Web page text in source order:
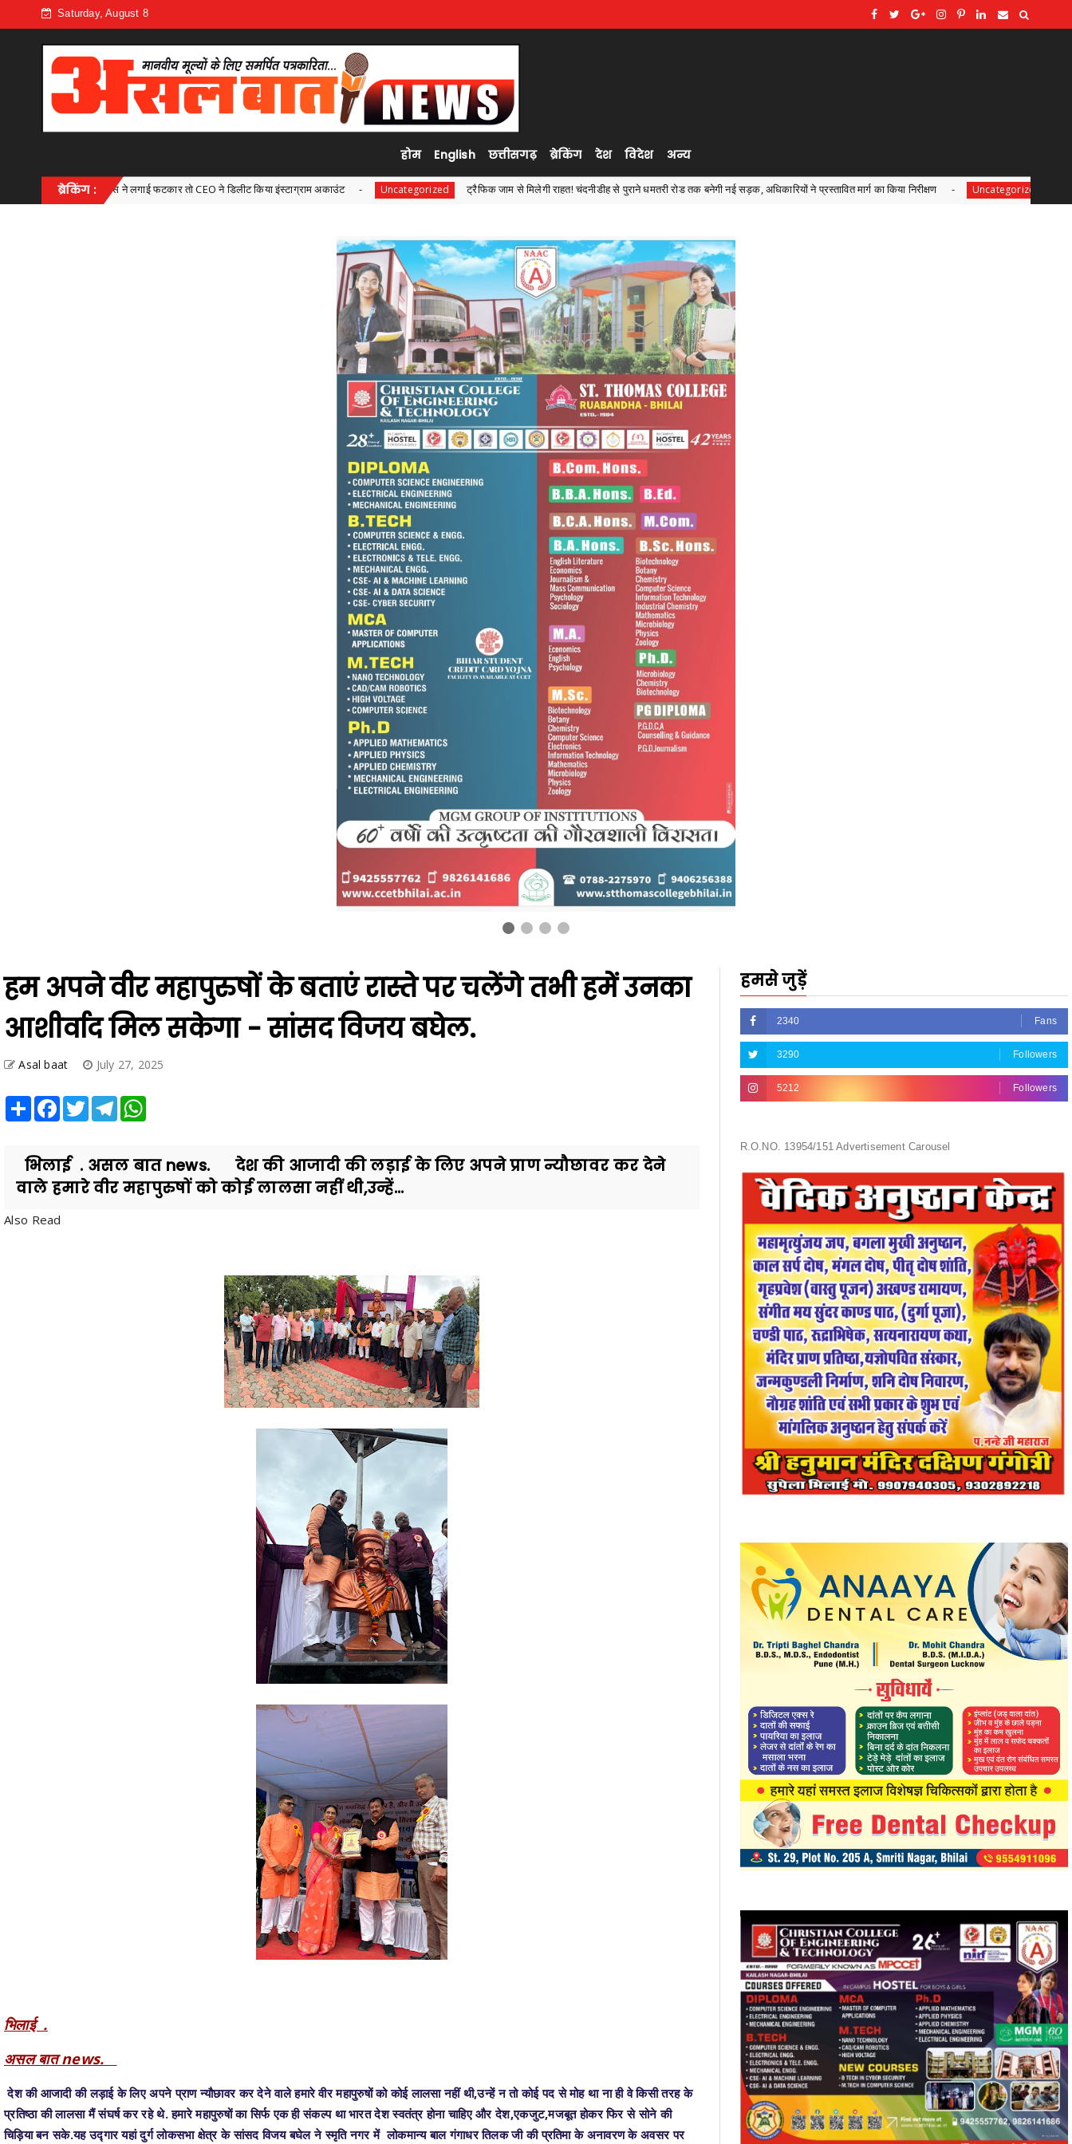
Saturday, August 8
होम English छत्तीसगढ़ ब्रेकिंग देश विदेश अन्य
ब्रेकिंग :
फटकार तो CEO ने डिलीट किया इंस्टाग्राम अकाउंट Uncategorized ट्रैफिक जाम से मिलेगी राहत! चंदनीडीह से पुराने धमतरी रोड तक बनेगी नई सड़क, अधिकारियों ने प्रस्तावित मार्ग का किया निरीक्षण Uncategorized भगवान शिव पर अभद्र टिप्पणी का
हम अपने वीर महापुरुषों के बताएं रास्ते पर चलेंगे तभी हमें उनका
आशीर्वाद मिल सकेगा - सांसद विजय बघेल.
Asal baat July 27, 2025
Share Facebook
Twitter Telegram
भिलाई . असल बात news. देश की आजादी की लड़ाई के लिए अपने प्राण न्यौछावर कर देने
वाले हमारे वीर महापुरुषों को कोई लालसा नहीं थी,उन्हें...
Also Read
भिलाई .
असल बात news.
देश की आजादी की लड़ाई के लिए अपने प्राण न्यौछावर कर देने वाले हमारे वीर महापुरुषों को कोई लालसा नहीं थी,उन्हें न तो कोई पद से मोह था ना ही वे किसी तरह के
प्रतिष्ठा की लालसा मैं संघर्ष कर रहे थे. हमारे महापुरुषों का सिर्फ एक ही संकल्प था भारत देश स्वतंत्र होना चाहिए और देश,एकजुट,मजबूत होकर फिर से सोने की
चिड़िया बन सके.यह उद्गार यहां दुर्ग लोकसभा क्षेत्र के सांसद विजय बघेल ने स्मृति नगर में लोकमान्य बाल गंगाधर तिलक जी की प्रतिमा के अनावरण के अवसर पर
हमसे जुड़ें
2340 Fans
3290 Followers
5212 Followers
R.O.NO. 13954/151 Advertisement Carousel